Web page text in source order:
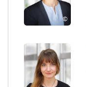
©
Bild